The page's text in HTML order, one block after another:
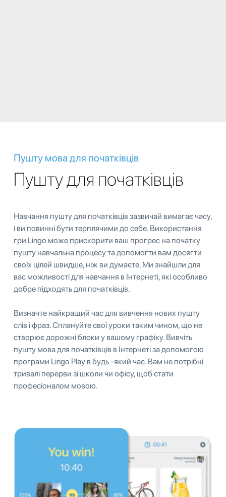
Пушту мова для початківців
Пушту для початківців
Навчання пушту для початківців зазвичай вимагає часу,
і ви повинні бути терплячими до себе. Використання
гри Lingo може прискорити ваш прогрес на початку
пушту навчальна процесу та допомогти вам досягти
своїх цілей швидше, ніж ви думаєте. Ми знайшли для
вас можливості для навчання в Інтернеті, які особливо
добре підходять для початківців.
Визначте найкращий час для вивчення нових пушту
слів і фраз. Сплануйте свої уроки таким чином, що не
створює дорожні блоки у вашому графіку. Вивчіть
пушту мова для початківців в Інтернеті за допомогою
програми Lingo Play в будь -який час. Вам не потрібні
тривалі перерви зі школи чи офісу, щоб стати
професіоналом мовою.